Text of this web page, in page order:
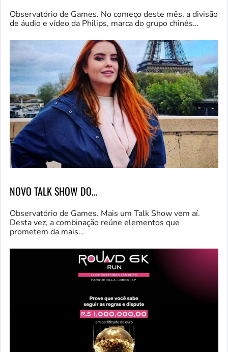
Observatório de Games. No começo deste mês, a divisão
de áudio e vídeo da Philips, marca do grupo chinês…
NOVO TALK SHOW DO…
Observatório de Games. Mais um Talk Show vem aí.
Desta vez, a combinação reúne elementos que
prometem da mais…